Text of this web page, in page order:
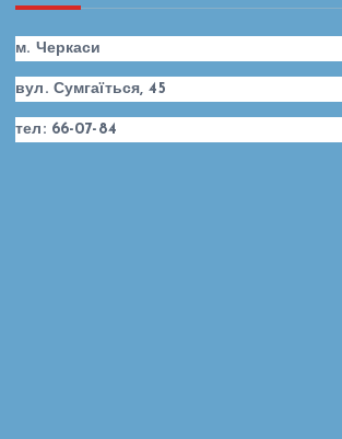
м. Черкаси
вул. Сумгаїться, 45
тел: 66-07-84